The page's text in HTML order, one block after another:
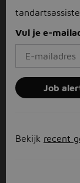
Vul je e-
Job
Bekijk recent